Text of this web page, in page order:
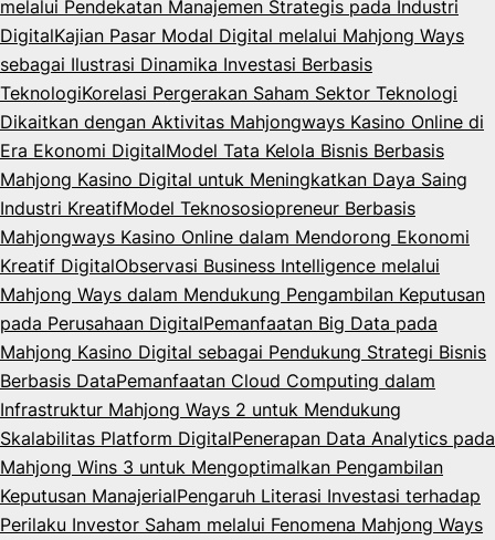
melalui Pendekatan Manajemen Strategis pada Industri
DigitalKajian Pasar Modal Digital melalui Mahjong Ways
sebagai Ilustrasi Dinamika Investasi Berbasis
TeknologiKorelasi Pergerakan Saham Sektor Teknologi
Dikaitkan dengan Aktivitas Mahjongways Kasino Online di
Era Ekonomi DigitalModel Tata Kelola Bisnis Berbasis
Mahjong Kasino Digital untuk Meningkatkan Daya Saing
Industri KreatifModel Teknososiopreneur Berbasis
Mahjongways Kasino Online dalam Mendorong Ekonomi
Kreatif DigitalObservasi Business Intelligence melalui
Mahjong Ways dalam Mendukung Pengambilan Keputusan
pada Perusahaan DigitalPemanfaatan Big Data pada
Mahjong Kasino Digital sebagai Pendukung Strategi Bisnis
Berbasis DataPemanfaatan Cloud Computing dalam
Infrastruktur Mahjong Ways 2 untuk Mendukung
Skalabilitas Platform DigitalPenerapan Data Analytics pada
Mahjong Wins 3 untuk Mengoptimalkan Pengambilan
Keputusan ManajerialPengaruh Literasi Investasi terhadap
Perilaku Investor Saham melalui Fenomena Mahjong Ways